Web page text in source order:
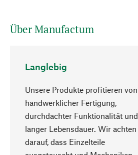
Über Manufactum
Langlebig
Unsere Produkte profitieren von
handwerklicher Fertigung,
durchdachter Funktionalität und
langer Lebensdauer. Wir achten
darauf, dass Einzelteile